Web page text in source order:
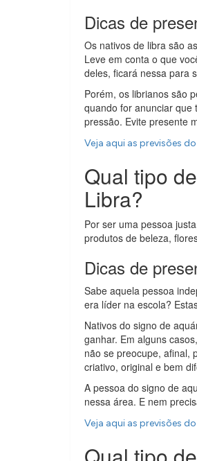
Dicas de
Os nativos de libra são
Leve em conta o que
deles, ficará nessa para
Porém, os librianos são
quando for anunciar que
pressão. Evite presente
Veja aqui as previsões
Qual tipo
Libra?
Por ser uma pessoa
produtos de beleza,
Dicas de
Sabe aquela pessoa
era líder na escola?
Nativos do signo de
ganhar. Em alguns
não se preocupe, afinal,
criativo, original e bem
A pessoa do signo de
nessa área. E nem
Veja aqui as previsões